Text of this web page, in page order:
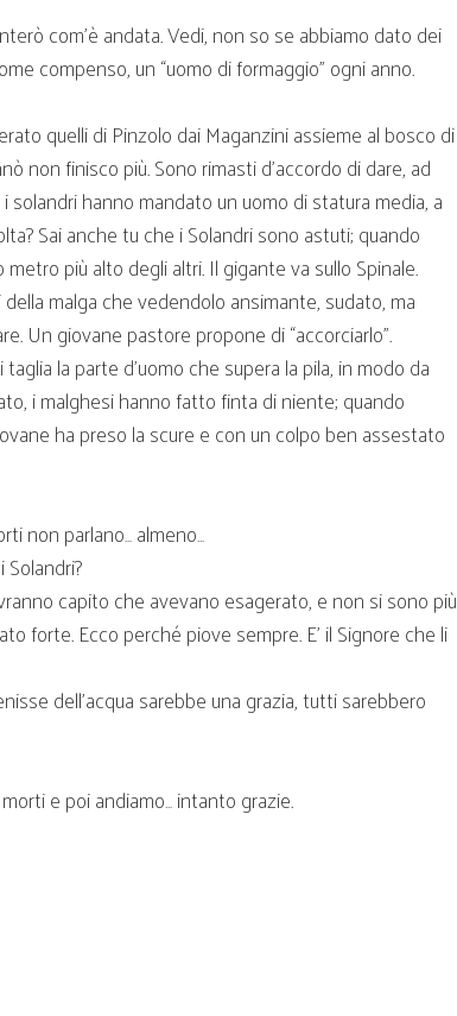
com’è andata. Vedi, non so se abbiamo dato dei
compenso, un “uomo di formaggio” ogni anno.
quelli di Pinzolo dai Maganzini assieme al bosco di
non finisco più. Sono rimasti d’accordo di dare, ad
hanno mandato un uomo di statura media, a
Sai anche tu che i Solandri sono astuti; quando
più alto degli altri. Il gigante va sullo Spinale.
malga che vedendolo ansimante, sudato, ma
Un giovane pastore propone di “accorciarlo”.
la parte d’uomo che supera la pila, in modo da
i malghesi hanno fatto finta di niente; quando
ha preso la scure e con un colpo ben assestato
non parlano… almeno…
capito che avevano esagerato, e non si sono più
forte. Ecco perché piove sempre. E’ il Signore che li
dell’acqua sarebbe una grazia, tutti sarebbero
e poi andiamo… intanto grazie.